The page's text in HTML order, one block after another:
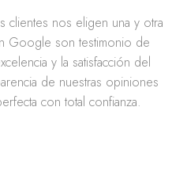
clientes nos eligen una y otra
Google son testimonio de
y la satisfacción del
de nuestras opiniones
con total confianza.